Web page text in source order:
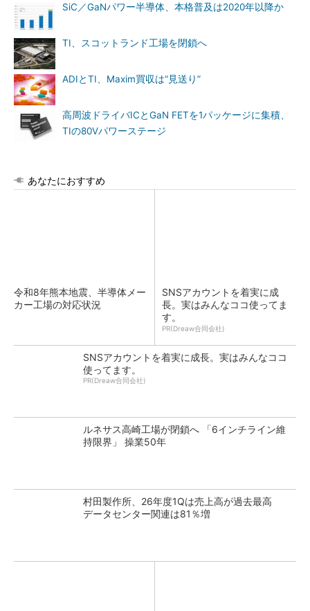
SiC／GaNパワー半導体、本格普及は2020年以降か
TI、スコットランド工場を閉鎖へ
ADIとTI、Maxim買収は“見送り”
高周波ドライバICとGaN FETを1パッケージに集積、
TIの80Vパワーステージ
あなたにおすすめ
令和8年熊本地震、半導体メー
カー工場の対応状況
SNSアカウントを着実に成
長。実はみんなココ使ってま
す。
PR(Dreaw合同会社)
SNSアカウントを着実に成長。実はみんなココ
使ってます。
PR(Dreaw合同会社)
ルネサス高崎工場が閉鎖へ 「6インチライン維
持限界」 操業50年
村田製作所、26年度1Qは売上高が過去最高
データセンター関連は81％増